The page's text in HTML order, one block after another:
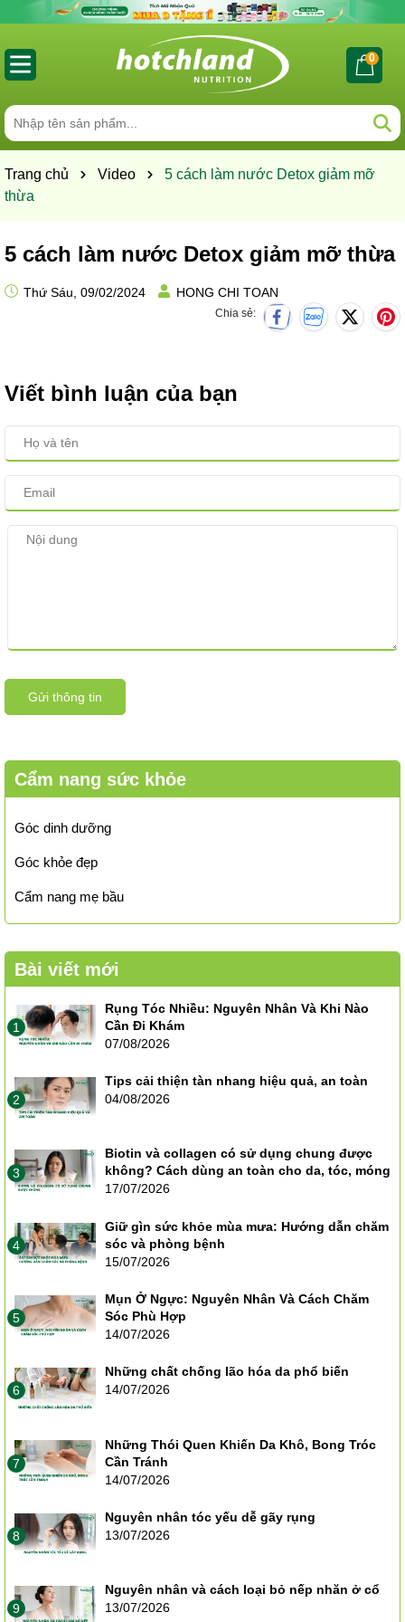
0
Trang chủ Video
5 cách làm nước Detox giảm mỡ
thừa
5 cách làm nước Detox giảm mỡ thừa
Thứ Sáu, 09/02/2024 HONG CHI TOAN
Chia sẻ:
Viết bình luận của bạn
Gửi thông tin
Cẩm nang sức khỏe
Góc dinh dưỡng
Góc khỏe đẹp
Cẩm nang mẹ bầu
Bài viết mới
1
Rụng Tóc Nhiều: Nguyên Nhân Và Khi Nào
Cần Đi Khám
07/08/2026
2
Tips cải thiện tàn nhang hiệu quả, an toàn
04/08/2026
3
Biotin và collagen có sử dụng chung được
không? Cách dùng an toàn cho da, tóc, móng
17/07/2026
4
Giữ gìn sức khỏe mùa mưa: Hướng dẫn chăm
sóc và phòng bệnh
15/07/2026
5
Mụn Ở Ngực: Nguyên Nhân Và Cách Chăm
Sóc Phù Hợp
14/07/2026
6
Những chất chống lão hóa da phổ biến
14/07/2026
7
Những Thói Quen Khiến Da Khô, Bong Tróc
Cần Tránh
14/07/2026
8
Nguyên nhân tóc yếu dễ gãy rụng
13/07/2026
9
Nguyên nhân và cách loại bỏ nếp nhăn ở cổ
13/07/2026